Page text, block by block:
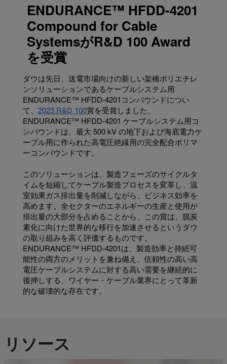
ENDURANCE™ HFDD-4201
Compound for Cable
SystemsがR&D 100 Award
を受賞
ダウは先日、送電市場向けの新しい架橋ポリエチレ
ンソリューションであるケーブルシステム用
ENDURANCE™ HFDD-4201コンパウンドについ
て、 2023 R&D 100賞を受賞しました。
ENDURANCE™ HFDD-4201 ケーブルシステム用コ
ンパウンドは、最大 500 kV の地下および海底電力ケ
ーブル用に作られた高電圧絶縁用の完全配合ポリマ
ーコンパウンドです。
このソリューションは、製造フェーズのサイクルタ
イムを短縮してケーブル製造プロセスを変革し、温
室効果ガス排出量を削減しながら、ビジネス効率を
高めます。全セクターのエネルギーの生産と使用が
排出量の大部分を占めることから、この賞は、脱炭
素化に向けた世界的な移行を加速させるというダウ
の取り組みを高く評価するものです。
ENDURANCE™ HFDD-4201は、製造効率と持続可
能性の両方のメリットを兼ね備え、信頼性の高い高
電圧ケーブルシステムに対する高い需要を継続的に
後押しする、ワイヤー・ケーブル業界にとって革新
的な破壊的な存在です。
リソース